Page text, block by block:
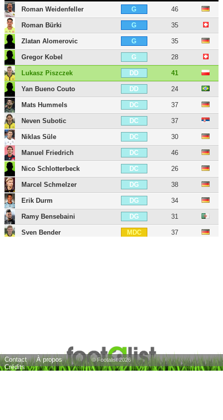
Roman Weidenfeller
G 46
Roman Bürki G 35
Zlatan Alomerovic G 35
Gregor Kobel G 28
Lukasz Piszczek DD 41
Yan Bueno Couto DD 24
Mats Hummels DC 37
Neven Subotic DC 37
Niklas Süle DC 30
Manuel Friedrich DC 46
Nico Schlotterbeck DC 26
Marcel Schmelzer DG 38
Erik Durm DG 34
Ramy Bensebaini DG 31
Sven Bender MDC 37
Jobe Bellingham MOC 20
Contact
À propos
Crédits
© Footalist 2026